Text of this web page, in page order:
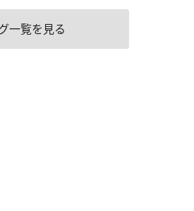
一覧を見る